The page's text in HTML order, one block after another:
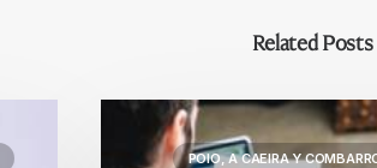
Related Posts
POIO, A CAEIRA Y